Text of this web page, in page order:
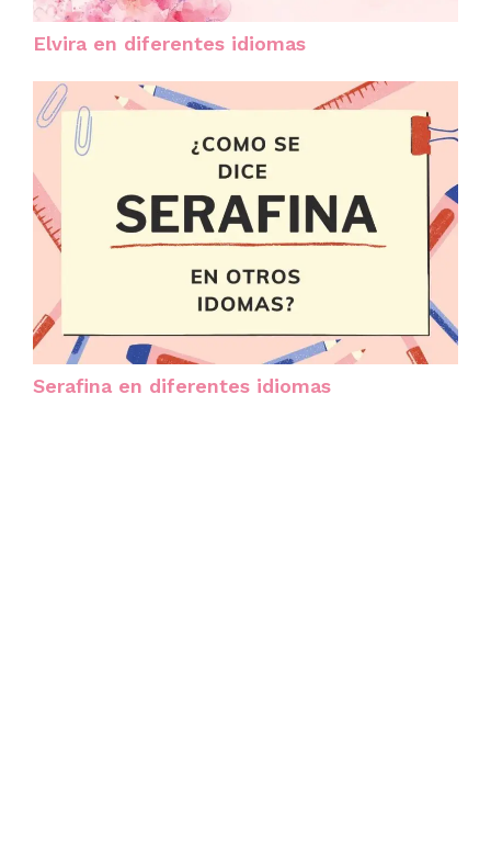
Elvira en diferentes idiomas
Serafina en diferentes idiomas